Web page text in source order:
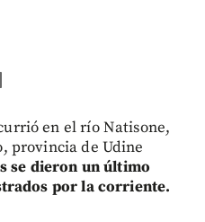
en el río Natisone,
provincia de Udine
se dieron un último
por la corriente.